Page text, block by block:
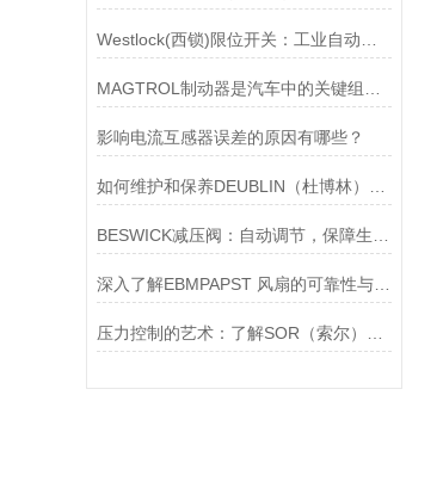
影响电流互感器误差的原因有哪些？
深入了解EBMPAPST 风扇的可靠性与耐用性